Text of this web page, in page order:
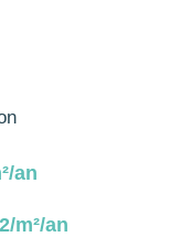
an
m²/an